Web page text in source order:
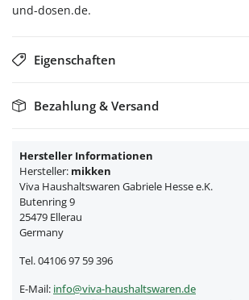
und-dosen.de.
Eigenschaften
Bezahlung & Versand
Hersteller Informationen
Hersteller: mikken
Viva Haushaltswaren Gabriele Hesse e.K.
Butenring 9
25479 Ellerau
Germany
Tel. 04106 97 59 396
E-Mail: info@viva-haushaltswaren.de